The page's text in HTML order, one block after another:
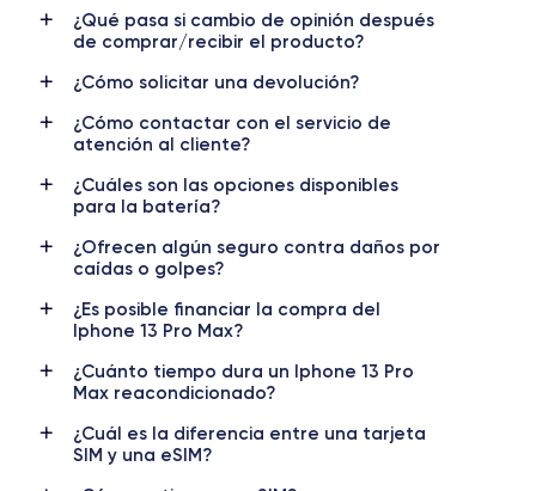
Nombre GPU
5 Core GPU
Frec. procesador
3.22 GHz
12 MP 12 MP
Resolución vídeo
4K - 3840x2160px
Carga rápida
Batería
4373 mAh
Doble SIM
Red móvil
Para más detalles,consulta la ficha técnica completa del iPhone
13 pro Max
¿Qué pasa si cambio de opinión después
de comprar/recibir el producto?
¿Cómo solicitar una devolución?
¿Cómo contactar con el servicio de
atención al cliente?
¿Cuáles son las opciones disponibles
para la batería?
¿Ofrecen algún seguro contra daños por
caídas o golpes?
¿Es posible financiar la compra del
Iphone 13 Pro Max?
¿Cuánto tiempo dura un Iphone 13 Pro
Max reacondicionado?
¿Cuál es la diferencia entre una tarjeta
SIM y una eSIM?